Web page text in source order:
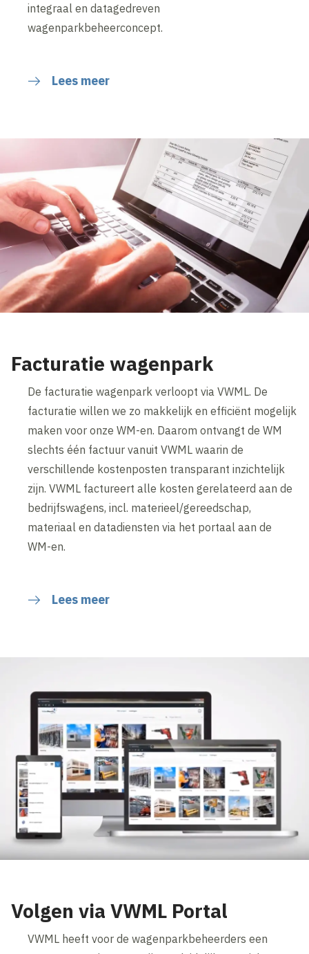
integraal en datagedreven
wagenparkbeheerconcept.
Lees meer
Facturatie wagenpark
De facturatie wagenpark verloopt via VWML. De
facturatie willen we zo makkelijk en efficiënt mogelijk
maken voor onze WM-en. Daarom ontvangt de WM
slechts één factuur vanuit VWML waarin de
verschillende kostenposten transparant inzichtelijk
zijn. VWML factureert alle kosten gerelateerd aan de
bedrijfswagens, incl. materieel/gereedschap,
materiaal en datadiensten via het portaal aan de
WM-en.
Lees meer
Volgen via VWML Portal
VWML heeft voor de wagenparkbeheerders een